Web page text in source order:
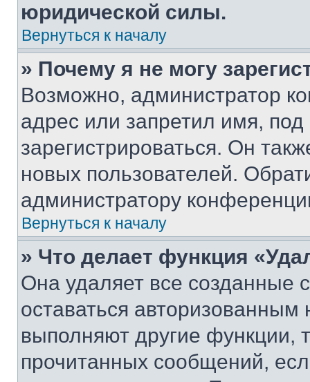
юридической силы.
Вернуться к началу
» Почему я не могу
Возможно, администратор
адрес или запретил имя,
зарегистрироваться. Он
новых пользователей.
администратору
Вернуться к началу
» Что делает функция
Она удаляет все созданные
оставаться
выполняют другие функции,
прочитанных сообщений,